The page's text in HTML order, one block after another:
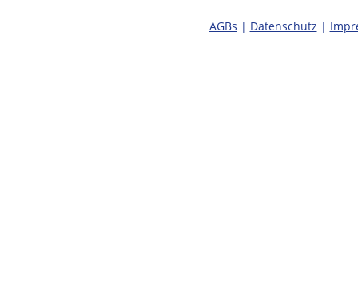
AGBs | Datenschutz |